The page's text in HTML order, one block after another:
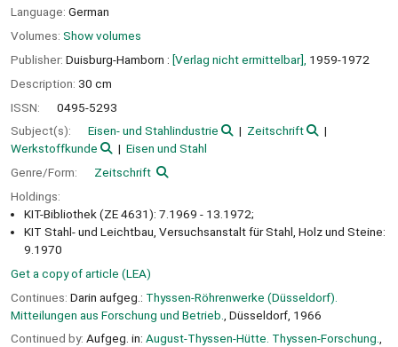
Language: German
Volumes: Show volumes
Publisher: Duisburg-Hamborn : [Verlag nicht ermittelbar], 1959-1972
Description: 30 cm
ISSN:
0495-5293
Subject(s):
Eisen- und Stahlindustrie
Zeitschrift
Werkstoffkunde
Eisen und Stahl
Genre/Form:
Zeitschrift
Holdings:
KIT-Bibliothek (ZE 4631): 7.1969 - 13.1972;
KIT Stahl- und Leichtbau, Versuchsanstalt für Stahl, Holz und Steine:
9.1970
Get a copy of article (LEA)
Continues: Darin aufgeg.: Thyssen-Röhrenwerke (Düsseldorf).
Mitteilungen aus Forschung und Betrieb.
, Düsseldorf, 1966
Continued by: Aufgeg. in: August-Thyssen-Hütte. Thyssen-Forschung.,